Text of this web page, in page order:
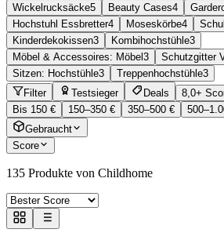
Wickelrucksäcke5 Beauty Cases4
Hochstuhl Essbretter4 Moseskörbe4
Kinderdekokissen3 Kombihochstühle3
Möbel & Accessoires: Möbel 3 Schutzgitter
Sitzen: Hochstühle3 Treppenhochstühle3
Filter
Testsieger Deals 8,0+
Bis 150 €
150–350 € 350–500 €
Gebraucht
Score
135 Produkte von Childhome